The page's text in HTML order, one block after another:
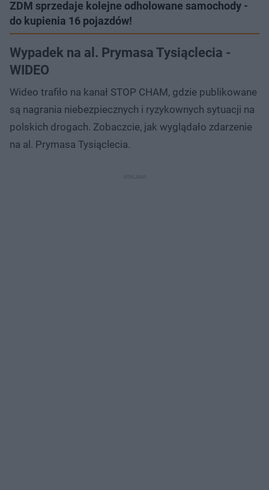
ZDM sprzedaje kolejne odholowane samochody -
do kupienia 16 pojazdów!
Wypadek na al. Prymasa Tysiąclecia -
WIDEO
Wideo trafiło na kanał STOP CHAM, gdzie publikowane
są nagrania niebezpiecznych i ryzykownych sytuacji na
polskich drogach. Zobaczcie, jak wyglądało zdarzenie
na al. Prymasa Tysiąclecia.